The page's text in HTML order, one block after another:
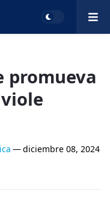
promueva
—diciembre 08, 2024